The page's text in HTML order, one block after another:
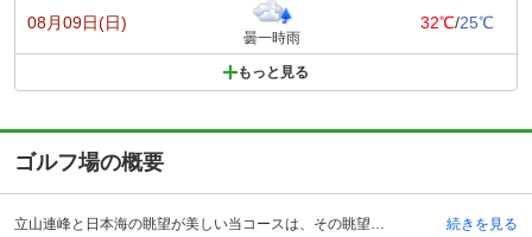
08月09日(日)
曇一時雨
32℃/25℃
もっと見る
ゴルフ場の概要
立山連峰と日本海の眺望が美しい当コースは、その眺望と飽きの来ないコースレイアウトで人気があります。アクセスは自動車の場合、北陸自動車道の小矢部インターチェンジから約8キロメートル、鉄道の場合はJR北陸本線の金沢駅からタクシーで約30分、森本駅からタクシーで約15分です。広々としたつくりのクラブハウスは居心地の良いインテリアで女性からの評価も高く、レストランの食事は味がよいことで定評があります。コース内に売店があるので、喉が渇いたときなども便利ですし、クラブやシューズの貸出があるので、会社帰りにそのまま寄って、近隣のホテルに宿泊して翌朝ゆっくりプレーに向かう、という贅沢な週末を楽しむことも可能です。 続きを見る